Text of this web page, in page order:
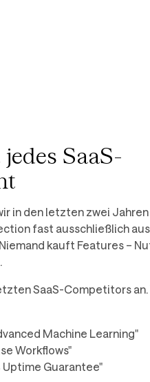
SaaS-
in den letzten zwei Jahren
fast ausschließlich aus
kauft Features –
SaaS-Competitors an.
Machine Learning"
Workflows"
Guarantee"